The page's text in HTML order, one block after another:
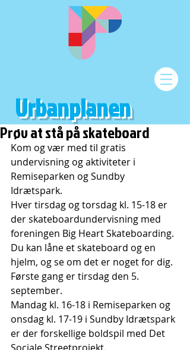
Urbanplanen
Prøv at stå på skateboard
Kom og vær med til gratis
undervisning og aktiviteter i
Remiseparken og Sundby
Idrætspark.
Hver tirsdag og torsdag kl. 15-18 er
der skateboardundervisning med
foreningen Big Heart Skateboarding.
Du kan låne et skateboard og en
hjelm, og se om det er noget for dig.
Første gang er tirsdag den 5.
september.
Mandag kl. 16-18 i Remiseparken og
onsdag kl. 17-19 i Sundby Idrætspark
er der forskellige boldspil med Det